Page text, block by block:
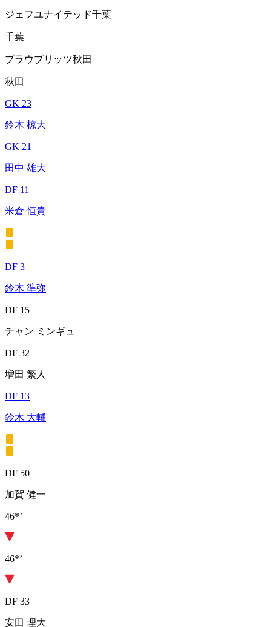
ジェフユナイテッド千葉
千葉
ブラウブリッツ秋田
秋田
GK 23
鈴木 椋大
GK 21
田中 雄大
DF 11
米倉 恒貴
DF 3
鈴木 準弥
DF 15
チャン ミンギュ
DF 32
増田 繁人
DF 13
鈴木 大輔
DF 50
加賀 健一
46*’
46*’
DF 33
安田 理大